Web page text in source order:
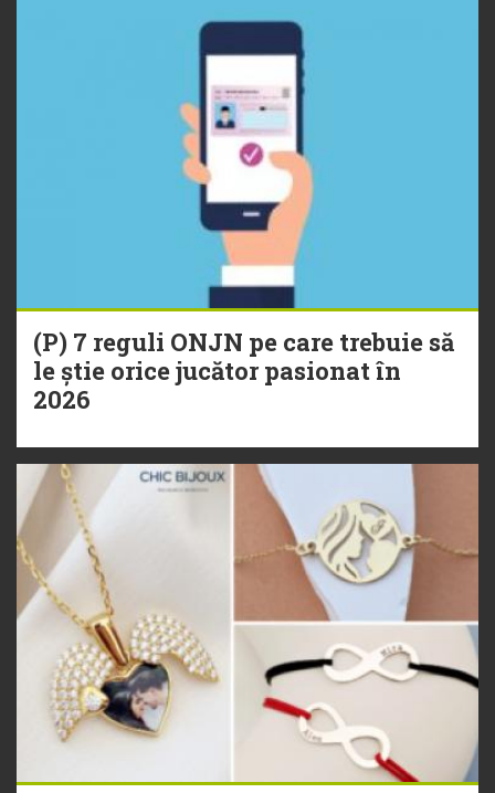
(P) 7 reguli ONJN pe care trebuie să
le știe orice jucător pasionat în
2026